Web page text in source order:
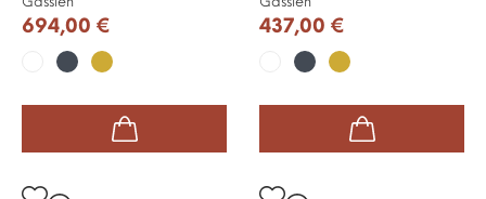
694,00 €
BlancNoirOr
437,00 €
BlancNoirOr